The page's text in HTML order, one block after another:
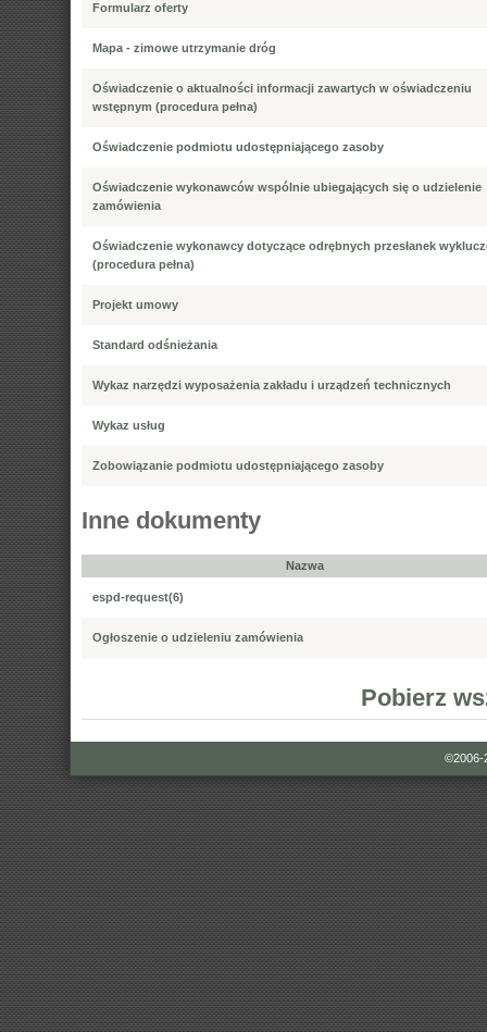
Formularz oferty
Mapa - zimowe utrzymanie dróg
Oświadczenie o aktualności informacji zawartych w oświadczeniu
wstępnym (procedura pełna)
Oświadczenie podmiotu udostępniającego zasoby
Oświadczenie wykonawców wspólnie ubiegających się o udzielenie
zamówienia
Oświadczenie wykonawcy dotyczące odrębnych przesłanek
(procedura pełna)
Projekt umowy
Standard odśnieżania
Wykaz narzędzi wyposażenia zakładu i urządzeń technicznych
Wykaz usług
Zobowiązanie podmiotu udostępniającego zasoby
Inne dokumenty
Nazwa
espd-request(6)
Ogłoszenie o udzieleniu zamówienia
Pobierz
©2006-